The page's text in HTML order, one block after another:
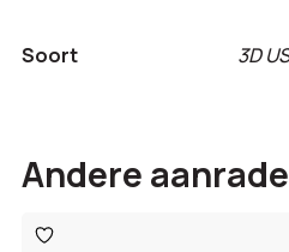
Soort 3D
Andere
Toevoegen